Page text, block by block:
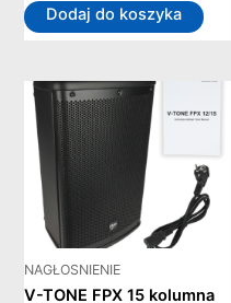
Dodaj do koszyka
NAGŁOSNIENIE
V-TONE FPX 15 kolumna